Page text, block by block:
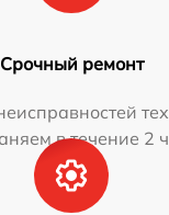
Срочный ремонт
в течение 2